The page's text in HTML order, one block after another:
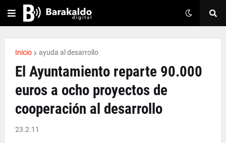
Inicio ayuda al desarrollo
El Ayuntamiento reparte 90.000
euros a ocho proyectos de
cooperación al desarrollo
23.2.11